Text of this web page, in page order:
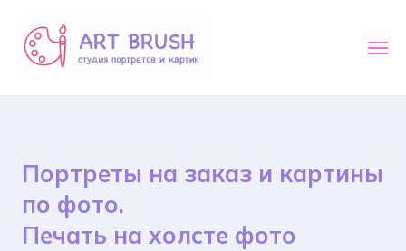
Портреты на заказ и картины
по фото.
Печать на холсте фото